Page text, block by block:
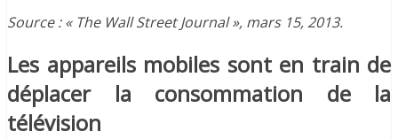
Source : « The Wall Street Journal », mars 15, 2013.
Les appareils mobiles sont en train de
déplacer la consommation de la
télévision